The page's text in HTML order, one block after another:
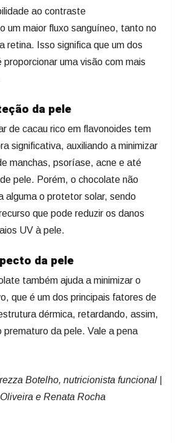
ao contraste
um maior fluxo sanguíneo, tanto no
retina. Isso significa que um dos
uma visão com mais
da pele
de cacau rico em flavonoides tem
significativa, auxiliando a minimizar
manchas, psoríase, acne e até
pele. Porém, o chocolate não
alguma o protetor solar, sendo
que pode reduzir os danos
UV à pele.
da pele
também ajuda a minimizar o
que é um dos principais fatores de
dérmica, retardando, assim,
prematuro da pele. Vale a pena
Botelho, nutricionista funcional |
e Renata Rocha